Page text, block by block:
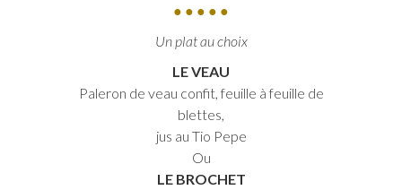
● ● ● ● ●
Un plat au choix
LE VEAU
Paleron de veau confit, feuille à feuille de
blettes,
jus au Tio Pepe
Ou
LE BROCHET